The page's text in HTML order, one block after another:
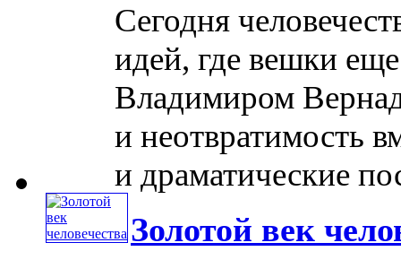
Сегодня
идей, где вешки
Владимиром
и неотвратимость
и драматические
Золотой век